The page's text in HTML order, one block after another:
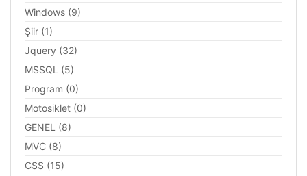
Windows (9)
Şiir (1)
Jquery (32)
MSSQL (5)
Program (0)
Motosiklet (0)
GENEL (8)
MVC (8)
CSS (15)